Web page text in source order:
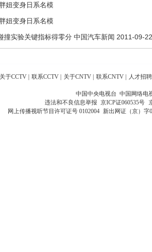
妞变身日系名模
妞变身日系名模
撞实验关键指标得零分 中国汽车新闻 2011-09-22
关于CCTV | 联系CCTV | 关于CNTV | 联系CNTV | 人才招聘
中国中央电视台 中国网络电
违法和不良信息举报 京ICP证060535号
网上传播视听节目许可证号 0102004 新出网证（京）